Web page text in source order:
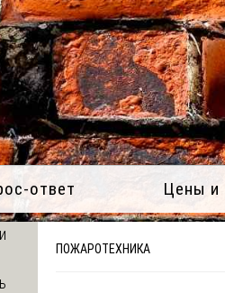
ответ Цены и
ПОЖАРОТЕХНИКА